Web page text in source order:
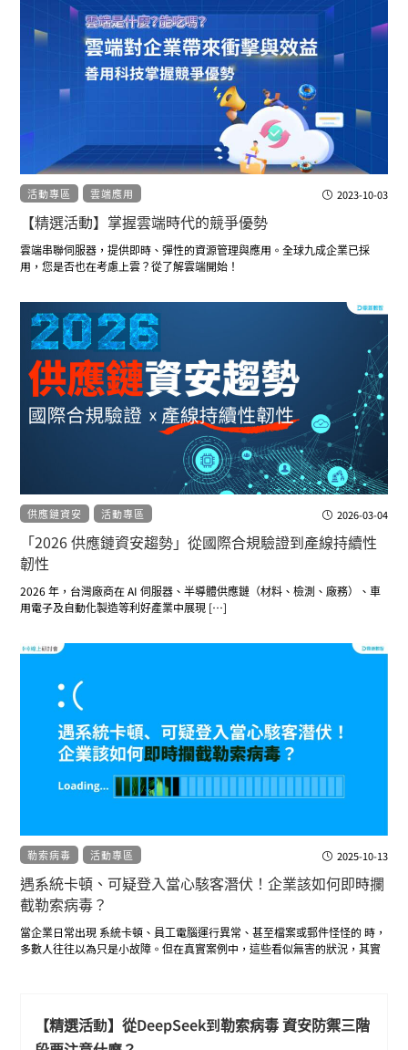
活動專區 雲端應用 2023-10-03
【精選活動】掌握雲端時代的競爭優勢
雲端串聯伺服器，提供即時、彈性的資源管理與應用。全球九成企業已採
用，您是否也在考慮上雲？從了解雲端開始！
供應鏈資安 活動專區 2026-03-04
「2026 供應鏈資安趨勢」從國際合規驗證到產線持續性
韌性
2026 年，台灣廠商在 AI 伺服器、半導體供應鏈（材料、檢測、廠務）、車
用電子及自動化製造等利好產業中展現 […]
勒索病毒 活動專區
資安風險
2025-10-13
遇系統卡頓、可疑登入當心駭客潛伏！企業該如何即時攔
截勒索病毒？
當企業日常出現 系統卡頓、員工電腦運行異常、甚至檔案或郵件怪怪的 時，
多數人往往以為只是小故障。但在真實案例中，這些看似無害的狀況，其實
駭客如何在「異常」中隱身，並伺機展開橫向入侵
【精選活動】從DeepSeek到勒索病毒 資安防禦三階